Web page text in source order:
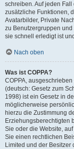
schreiben. Auf jeden
zusätzliche Funktionen,
Avatarbilder, Private
zu Benutzergruppen
sie schnell erledigt ist
Nach oben
Was ist COPPA?
COPPA,
(deutsch: Gesetz zum
1998) ist ein Gesetz in
möglicherweise
hierzu die Zustimmung
Erziehungsberechtigten
Sie oder die Website,
Sie einen rechtlichen
Limited und der